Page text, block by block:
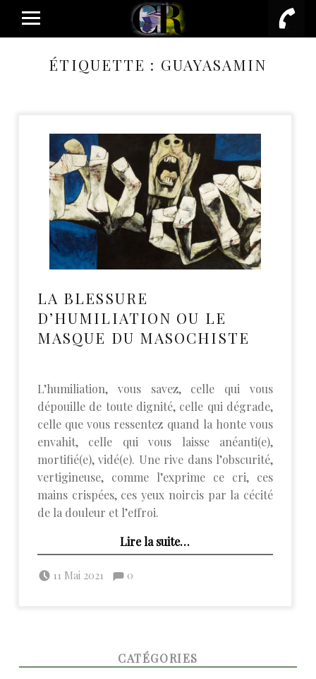
PRIMARY MENU
ÉTIQUETTE : GUAYASAMIN
LA BLESSURE
D’HUMILIATION OU LE
MASQUE DU MASOCHISTE
L’humiliation, vous savez, celle qui vous
dépouille de toute dignité, celle qui dégrade,
celle que vous ressentez quand la honte vous
envahit, celle qui vous laisse anéanti(e),
mortifié(e), vidé(e). Une rive dans l’obscurité,
vertigineuse, comme l’exprime ce cri, ces
mains crispées, ces yeux noircis par la cécité
de la douleur et l’effroi.
Lire la suite“La blessure d’humiliation ou le masque du masochiste”
…
11 Mai 2021 admin Commentaires : %s
0
CATÉGORIES